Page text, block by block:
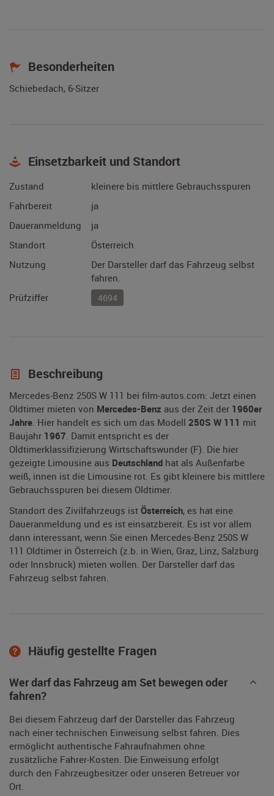
Besonderheiten
Schiebedach, 6-Sitzer
Einsetzbarkeit und Standort
Zustand
kleinere bis mittlere Gebrauchsspuren
Fahrbereit
ja
Daueranmeldung
ja
Standort
Österreich
Nutzung
Der Darsteller darf das Fahrzeug selbst
fahren.
Prüfziffer
4694
Beschreibung
Mercedes-Benz 250S W 111 bei film-autos.com: Jetzt einen
Oldtimer mieten von Mercedes-Benz aus der Zeit der 1960er
Jahre . Hier handelt es sich um das Modell 250S W 111 mit
Baujahr 1967 . Damit entspricht es der
Oldtimerklassifizierung Wirtschaftswunder (F). Die hier
gezeigte Limousine aus Deutschland hat als Außenfarbe
weiß, innen ist die Limousine rot. Es gibt kleinere bis mittlere
Gebrauchsspuren bei diesem Oldtimer.
Standort des Zivilfahrzeugs ist Österreich, es hat eine
Daueranmeldung und es ist einsatzbereit. Es ist vor allem
dann interessant, wenn Sie einen Mercedes-Benz 250S W
111 Oldtimer in Österreich (z.b. in Wien, Graz, Linz, Salzburg
oder Innsbruck) mieten wollen. Der Darsteller darf das
Fahrzeug selbst fahren.
Häufig gestellte Fragen
Wer darf das Fahrzeug am Set bewegen oder
fahren?
Bei diesem Fahrzeug darf der Darsteller das Fahrzeug
nach einer technischen Einweisung selbst fahren. Dies
ermöglicht authentische Fahraufnahmen ohne
zusätzliche Fahrer-Kosten. Die Einweisung erfolgt
durch den Fahrzeugbesitzer oder unseren Betreuer vor
Ort.